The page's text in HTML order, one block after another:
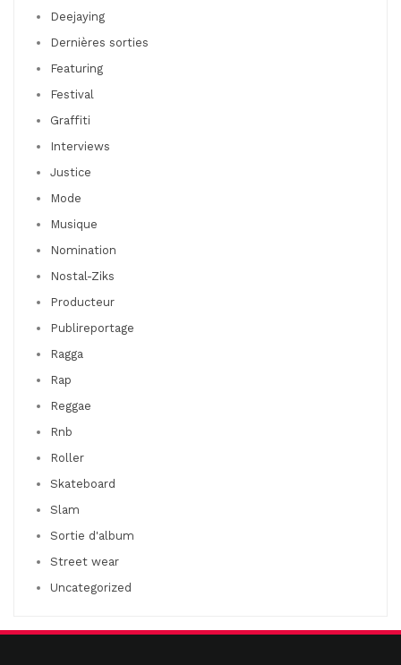
Deejaying
Dernières sorties
Featuring
Festival
Graffiti
Interviews
Justice
Mode
Musique
Nomination
Nostal-Ziks
Producteur
Publireportage
Ragga
Rap
Reggae
Rnb
Roller
Skateboard
Slam
Sortie d'album
Street wear
Uncategorized